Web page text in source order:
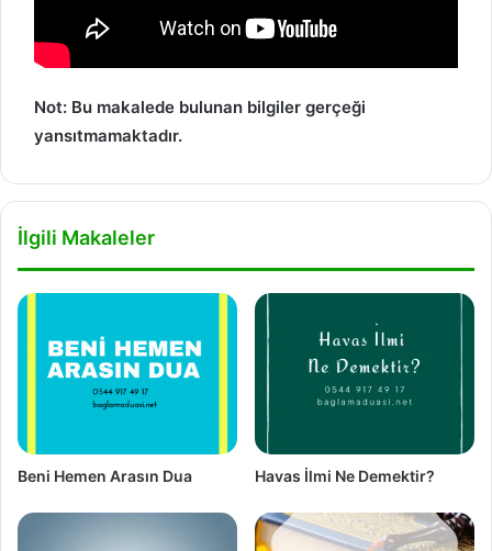
Not: Bu makalede bulunan bilgiler gerçeği
yansıtmamaktadır.
İlgili Makaleler
Beni Hemen Arasın Dua Havas İlmi Ne Demektir?